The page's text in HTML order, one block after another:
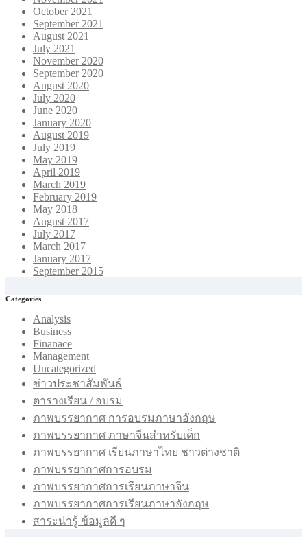
October 2021
September 2021
August 2021
July 2021
November 2020
September 2020
August 2020
July 2020
June 2020
January 2020
August 2019
July 2019
May 2019
April 2019
March 2019
February 2019
May 2018
August 2017
July 2017
March 2017
January 2017
September 2015
Categories
Analysis
Business
Finanace
Management
Uncategorized
ข่าวประชาสัมพันธ์
ตารางเรียน / อบรม
ภาพบรรยากาศ การอบรมภาษาอังกฤษ
ภาพบรรยากาศ ภาษาจีนสำหรับเด็ก
ภาพบรรยากาศ เรียนภาษาไทย ชาวต่างชาติ
ภาพบรรยากาศการอบรม
ภาพบรรยากาศการเรียนภาษาจีน
ภาพบรรยากาศการเรียนภาษาอังกฤษ
สาระน่ารู้ ข้อมูลดี ๆ